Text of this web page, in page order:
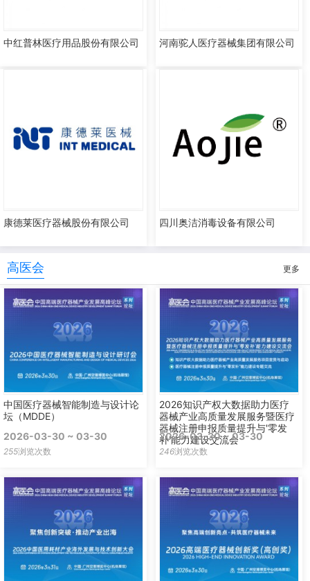
中红普林医疗用品股份有限公司 河南驼人医疗器械集团有限公司
康德莱医疗器械股份有限公司 四川奥洁消毒设备有限公司
高医会 更多
中国医疗器械智能制造与设计论
坛（MDDE）
2026-03-30 ~ 03-30
255浏览次数
2026知识产权大数据助力医疗
器械产业高质量发展服务暨医疗
器械注册申报质量提升与'零发
补'能力建设交流会
2026-03-30 ~ 03-30
246浏览次数